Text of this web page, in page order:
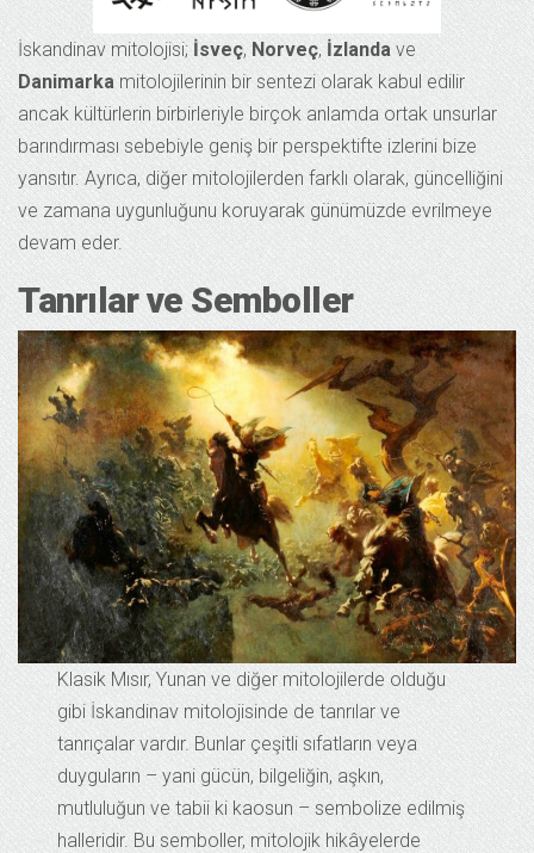
İskandinav mitolojisi; İsveç, Norveç, İzlanda ve
Danimarka mitolojilerinin bir sentezi olarak kabul edilir
ancak kültürlerin birbirleriyle birçok anlamda ortak unsurlar
barındırması sebebiyle geniş bir perspektifte izlerini bize
yansıtır. Ayrıca, diğer mitolojilerden farklı olarak, güncelliğini
ve zamana uygunluğunu koruyarak günümüzde evrilmeye
devam eder.
Tanrılar ve Semboller
Klasik Mısır, Yunan ve diğer mitolojilerde olduğu
gibi İskandinav mitolojisinde de tanrılar ve
tanrıçalar vardır. Bunlar çeşitli sıfatların veya
duyguların – yani gücün, bilgeliğin, aşkın,
mutluluğun ve tabii ki kaosun – sembolize edilmiş
halleridir. Bu semboller, mitolojik hikâyelerde